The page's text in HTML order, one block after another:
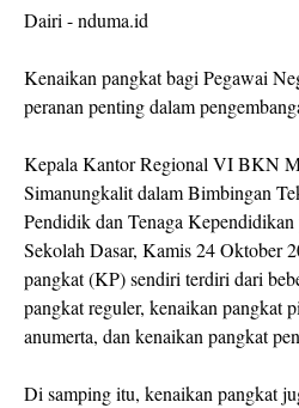
Dairi - nduma.id
Kenaikan pangkat bagi Pegawai
peranan penting dalam
Kepala Kantor Regional VI BKN
Simanungkalit dalam Bimbingan
Pendidik dan Tenaga
Sekolah Dasar, Kamis 24 Oktober
pangkat (KP) sendiri terdiri dari
pangkat reguler, kenaikan pangkat
anumerta, dan kenaikan pangkat
Di samping itu, kenaikan pangkat